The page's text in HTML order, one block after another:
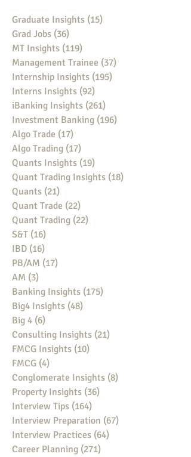
Graduate Insights (15)
Grad Jobs (36)
MT Insights (119)
Management Trainee (37)
Internship Insights (195)
Interns Insights (92)
iBanking Insights (261)
Investment Banking (196)
Algo Trade (17)
Algo Trading (17)
Quants Insights (19)
Quant Trading Insights (18)
Quants (21)
Quant Trade (22)
Quant Trading (22)
S&T (16)
IBD (16)
PB/AM (17)
AM (3)
Banking Insights (175)
Big4 Insights (48)
Big 4 (6)
Consulting Insights (21)
FMCG Insights (10)
FMCG (4)
Conglomerate Insights (8)
Property Insights (36)
Interview Tips (164)
Interview Preparation (67)
Interview Practices (64)
Career Planning (271)